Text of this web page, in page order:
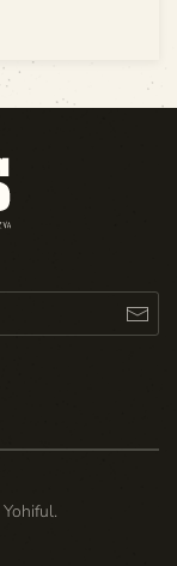
Yohiful.